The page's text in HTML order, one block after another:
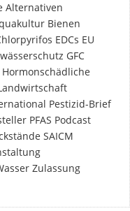
Alternativen
Bienen
EDCs EU
GFC
Hormonschädliche
Pestizid-Brief
PFAS Podcast
SAICM
Zulassung